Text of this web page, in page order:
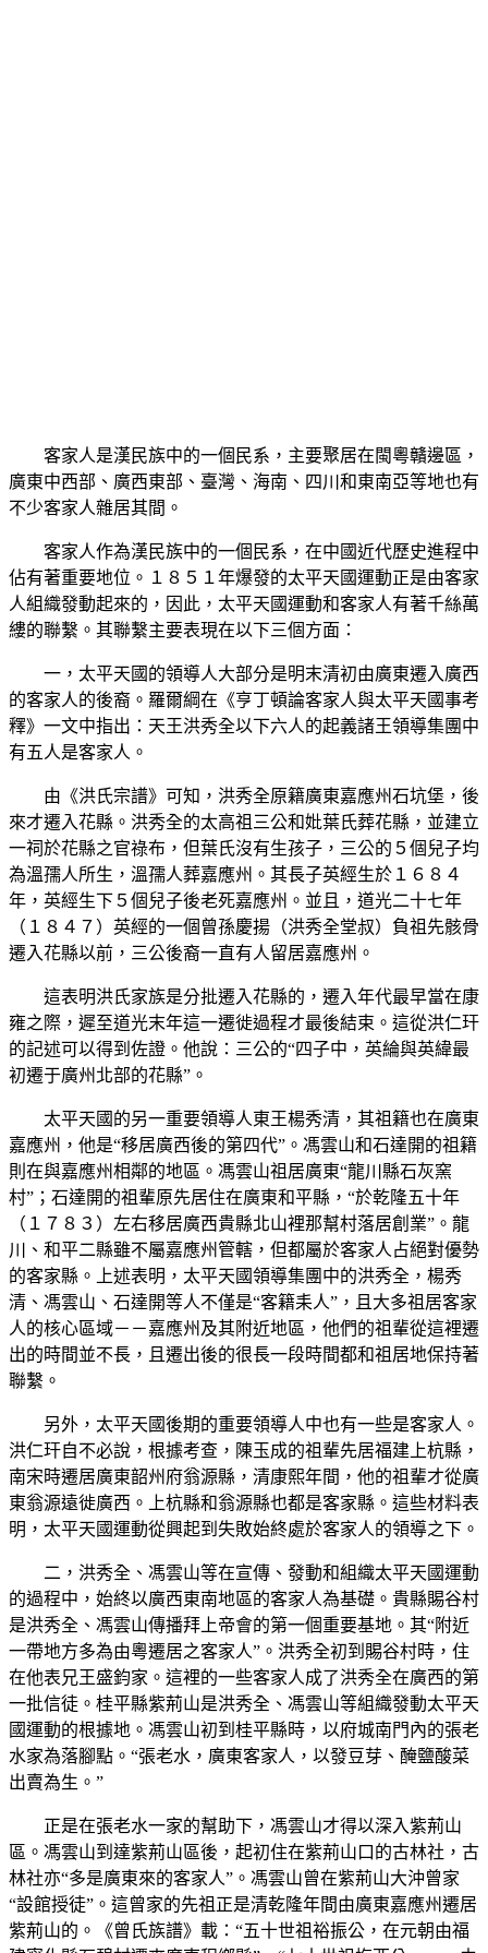
客家人是漢民族中的一個民系，主要聚居在閩粵贛邊區，
廣東中西部、廣西東部、臺灣、海南、四川和東南亞等地也有
不少客家人雜居其間。
客家人作為漢民族中的一個民系，在中國近代歷史進程中
佔有著重要地位。１８５１年爆發的太平天國運動正是由客家
人組織發動起來的，因此，太平天國運動和客家人有著千絲萬
縷的聯繫。其聯繫主要表現在以下三個方面：
一，太平天國的領導人大部分是明末清初由廣東遷入廣西
的客家人的後裔。羅爾綱在《亨丁頓論客家人與太平天國事考
釋》一文中指出：天王洪秀全以下六人的起義諸王領導集團中
有五人是客家人。
由《洪氏宗譜》可知，洪秀全原籍廣東嘉應州石坑堡，後
來才遷入花縣。洪秀全的太高祖三公和妣葉氏葬花縣，並建立
一祠於花縣之官祿布，但葉氏沒有生孩子，三公的５個兒子均
為溫孺人所生，溫孺人葬嘉應州。其長子英經生於１６８４
年，英經生下５個兒子後老死嘉應州。並且，道光二十七年
（１８４７）英經的一個曾孫慶揚（洪秀全堂叔）負祖先骸骨
遷入花縣以前，三公後裔一直有人留居嘉應州。
這表明洪氏家族是分批遷入花縣的，遷入年代最早當在康
雍之際，遲至道光末年這一遷徙過程才最後結束。這從洪仁玕
的記述可以得到佐證。他說：三公的“四子中，英綸與英緯最
初遷于廣州北部的花縣”。
太平天國的另一重要領導人東王楊秀清，其祖籍也在廣東
嘉應州，他是“移居廣西後的第四代”。馮雲山和石達開的祖籍
則在與嘉應州相鄰的地區。馮雲山祖居廣東“龍川縣石灰窯
村”；石達開的祖輩原先居住在廣東和平縣，“於乾隆五十年
（１７８３）左右移居廣西貴縣北山裡那幫村落居創業”。龍
川、和平二縣雖不屬嘉應州管轄，但都屬於客家人占絕對優勢
的客家縣。上述表明，太平天國領導集團中的洪秀全，楊秀
清、馮雲山、石達開等人不僅是“客籍耒人”，且大多祖居客家
人的核心區域－－嘉應州及其附近地區，他們的祖輩從這裡遷
出的時間並不長，且遷出後的很長一段時間都和祖居地保持著
聯繫。
另外，太平天國後期的重要領導人中也有一些是客家人。
洪仁玕自不必說，根據考查，陳玉成的祖輩先居福建上杭縣，
南宋時遷居廣東韶州府翁源縣，清康熙年間，他的祖輩才從廣
東翁源遠徙廣西。上杭縣和翁源縣也都是客家縣。這些材料表
明，太平天國運動從興起到失敗始終處於客家人的領導之下。
二，洪秀全、馮雲山等在宣傳、發動和組織太平天國運動
的過程中，始終以廣西東南地區的客家人為基礎。貴縣賜谷村
是洪秀全、馮雲山傳播拜上帝會的第一個重要基地。其“附近
一帶地方多為由粵遷居之客家人”。洪秀全初到賜谷村時，住
在他表兄王盛鈞家。這裡的一些客家人成了洪秀全在廣西的第
一批信徒。桂平縣紫荊山是洪秀全、馮雲山等組織發動太平天
國運動的根據地。馮雲山初到桂平縣時，以府城南門內的張老
水家為落腳點。“張老水，廣東客家人，以發豆芽、醃鹽酸菜
出賣為生。”
正是在張老水一家的幫助下，馮雲山才得以深入紫荊山
區。馮雲山到達紫荊山區後，起初住在紫荊山口的古林社，古
林社亦“多是廣東來的客家人”。馮雲山曾在紫荊山大沖曾家
“設館授徒”。這曾家的先祖正是清乾隆年間由廣東嘉應州遷居
紫荊山的。《曾氏族譜》載：“五十世祖裕振公，在元朝由福